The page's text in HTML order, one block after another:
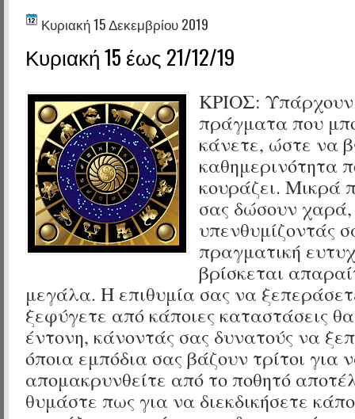
Κυριακή 15 Δεκεμβρίου 2019
Κυριακή 15 έως 21/12/19
ΚΡΙΟΣ:
πράγματα που
κάνετε, ώστε να
καθημερινότητα
κουράζει. Μικρά
σας δώσουν χαρά,
υπενθυμίζοντάς
πραγματική
βρίσκεται
μεγάλα. Η επιθυμία σας να
ξεφύγετε από κάποιες καταστάσεις
έντονη, κάνοντάς σας δυνατούς να
όποια εμπόδια σας βάζουν τρίτοι για
απομακρυνθείτε από το ποθητό
θυμάστε πως για να διεκδικήσετε